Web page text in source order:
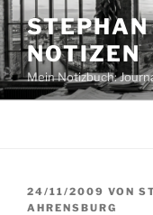
Zum
Inhalt
springenNOTIZEN
Mein Notizbuch:
VERÖFFENTLICHT
AM
24/11/2009 VON
AHRENSBURG